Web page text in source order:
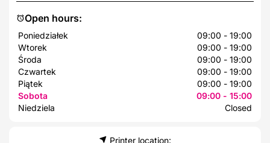
Open hours:
Poniedziałek
09:00 - 19:00
Wtorek
09:00 - 19:00
Środa
09:00 - 19:00
Czwartek
09:00 - 19:00
Piątek
09:00 - 19:00
Sobota
09:00 - 15:00
Niedziela
Closed
Printer location: